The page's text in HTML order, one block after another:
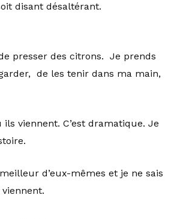
disant désaltérant.
presser des citrons. Je prends
de les tenir dans ma main,
ils viennent. C’est dramatique. Je
d’eux-mêmes et je ne sais